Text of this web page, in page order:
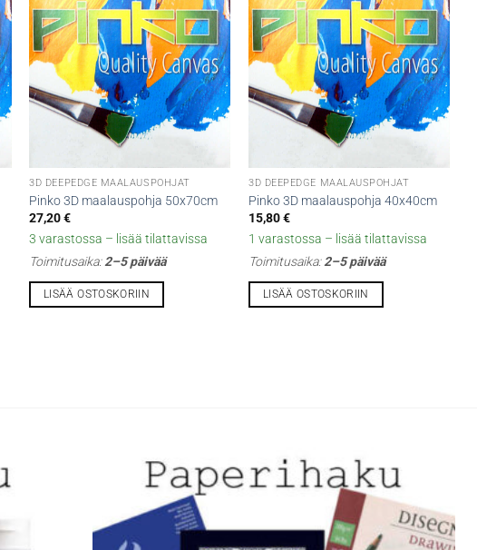
3D DEEPEDGE MAALAUSPOHJAT
Pinko 3D maalauspohja 50x70cm
27,20€
3 varastossa – lisää tilattavissa
Toimitusaika:2–5 päivää
LISÄÄ OSTOSKORIIN
3D DEEPEDGE MAALAUSPOHJAT
Pinko 3D maalauspohja 40x40cm
15,80€
1 varastossa – lisää tilattavissa
Toimitusaika:2–5 päivää
LISÄÄ OSTOSKORIIN